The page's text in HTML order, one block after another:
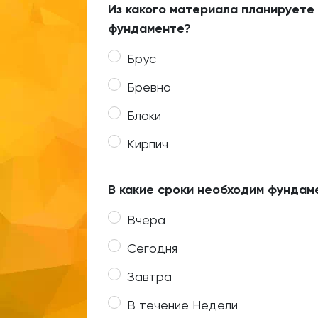
Из какого материала
фундаменте?
Брус
Бревно
Блоки
Кирпич
В какие сроки необходим
Вчера
Сегодня
Завтра
В течение Недели